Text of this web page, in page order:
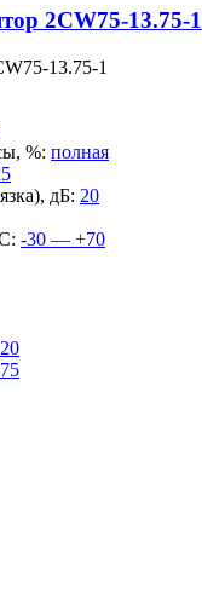
2CW75-13.75-1
13.75-1
%: полная
дБ: 20
: -30 — +70